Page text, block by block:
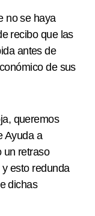
no se haya
recibo que las
antes de
de sus
queremos
Ayuda a
un retraso
esto redunda
dichas